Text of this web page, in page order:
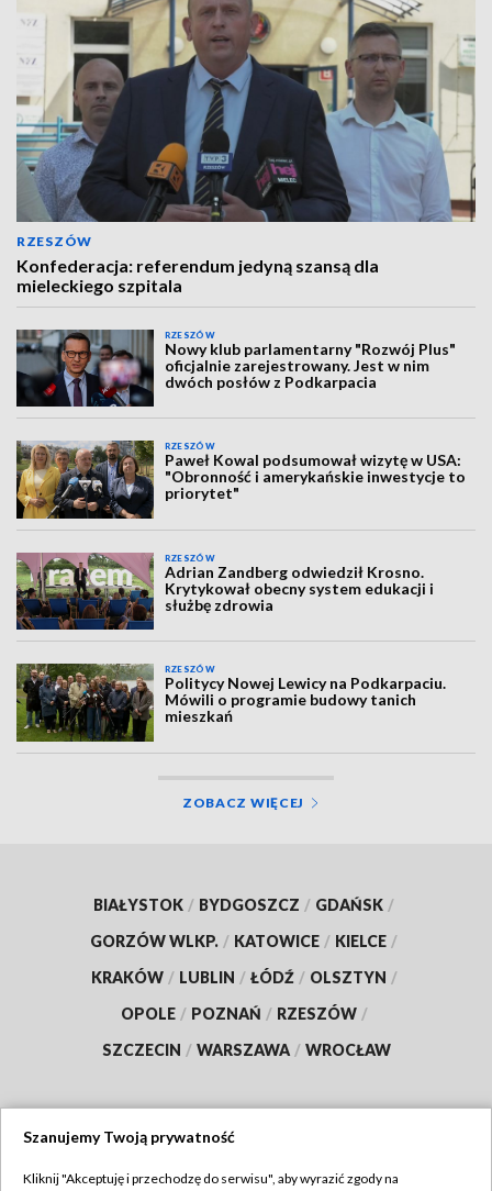
RZESZÓW
Konfederacja: referendum jedyną szansą dla
mieleckiego szpitala
RZESZÓW
Nowy klub parlamentarny "Rozwój Plus"
oficjalnie zarejestrowany. Jest w nim
dwóch posłów z Podkarpacia
RZESZÓW
Paweł Kowal podsumował wizytę w USA:
"Obronność i amerykańskie inwestycje to
priorytet"
RZESZÓW
Adrian Zandberg odwiedził Krosno.
Krytykował obecny system edukacji i
służbę zdrowia
RZESZÓW
Politycy Nowej Lewicy na Podkarpaciu.
Mówili o programie budowy tanich
mieszkań
ZOBACZ WIĘCEJ
BIAŁYSTOK / BYDGOSZCZ / GDAŃSK /
GORZÓW WLKP. / KATOWICE / KIELCE /
KRAKÓW / LUBLIN / ŁÓDŹ / OLSZTYN /
OPOLE / POZNAŃ / RZESZÓW /
SZCZECIN / WARSZAWA / WROCŁAW
Szanujemy Twoją prywatność
Kliknij "Akceptuję i przechodzę do serwisu", aby wyrazić zgody na